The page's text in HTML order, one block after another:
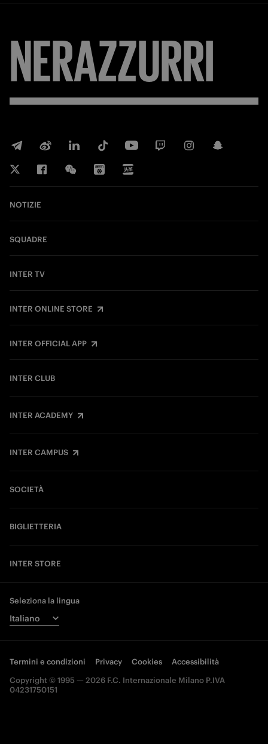
NERAZZURRI
NOTIZIE
SQUADRE
INTER TV
INTER ONLINE STORE
INTER OFFICIAL APP
INTER CLUB
INTER ACADEMY
INTER CAMPUS
SOCIETÀ
BIGLIETTERIA
INTER STORE
Seleziona la lingua
Termini e condizioni Privacy Cookies
Accessibilità
Copyright © 1995 — 2026 F.C. Internazionale Milano P.IVA
04231750151